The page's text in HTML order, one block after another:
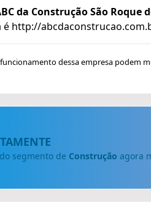
da Construção São Roque
é http://
dessa empresa podem
segmento de Construção agora